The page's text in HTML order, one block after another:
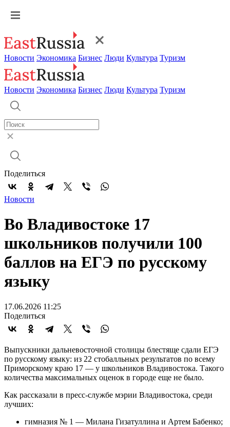
Новости Экономика Бизнес Люди Культура Туризм
Новости Экономика Бизнес Люди Культура Туризм
Поделиться
Новости
Во Владивостоке 17
школьников получили 100
баллов на ЕГЭ по русскому
языку
17.06.2026 11:25
Поделиться
Выпускники дальневосточной столицы блестяще сдали ЕГЭ
по русскому языку: из 22 стобалльных результатов по всему
Приморскому краю 17 — у школьников Владивостока. Такого
количества максимальных оценок в городе еще не было.
Как рассказали в пресс-службе мэрии Владивостока, среди
лучших:
гимназия № 1 — Милана Гизатуллина и Артем Бабенко;